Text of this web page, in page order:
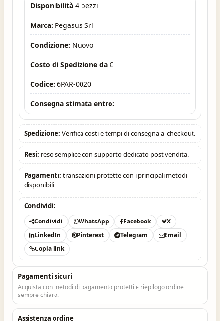
Disponibilità 4 pezzi
Marca: Pegasus Srl
Condizione: Nuovo
Costo di Spedizione da €
Codice: 6PAR-0020
Consegna stimata entro:
Spedizione: Verifica costi e tempi di consegna al checkout.
Resi: reso semplice con supporto dedicato post vendita.
Pagamenti: transazioni protette con i principali metodi
disponibili.
Condividi:
Condividi WhatsApp Facebook
X
LinkedIn
Pinterest Telegram
Email
Copia link
Pagamenti sicuri
Acquista con metodi di pagamento protetti e riepilogo ordine
sempre chiaro.
Assistenza ordine